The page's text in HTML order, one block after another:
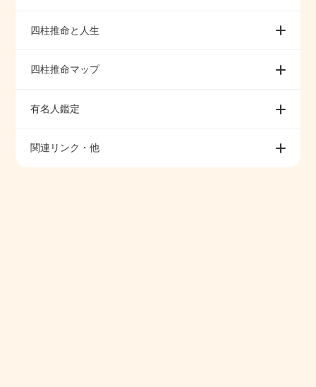
四柱推命と人生
四柱推命マップ
有名人鑑定
関連リンク・他